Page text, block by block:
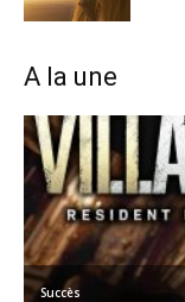
A la une